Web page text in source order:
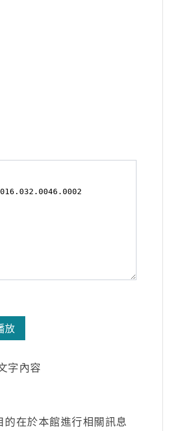
放
字內容
在於本館進行相關訊息